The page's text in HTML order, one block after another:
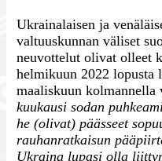
Ukrainalaisen ja
valtuuskunnan väliset
neuvottelut olivat olleet
helmikuun 2022 lopusta
maaliskuun
kuukausi sodan
he (olivat) päässeet
rauhanratkaisun
Ukraina lupasi olla